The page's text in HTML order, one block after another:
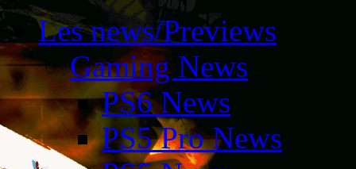
Les news/Previews
Gaming News
PS6 News
PS5 Pro News